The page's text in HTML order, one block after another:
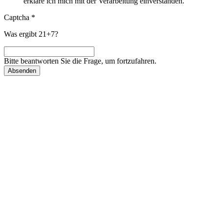
Captcha *
Was ergibt 21+7?
Bitte beantworten Sie die Frage, um fortzufahren.
Absenden